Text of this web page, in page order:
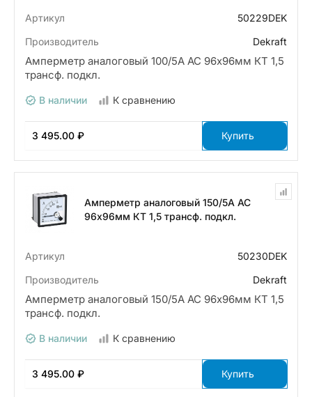
Артикул
50229DEK
Производитель
Dekraft
Амперметр аналоговый 100/5А AC 96х96мм КТ 1,5
трансф. подкл.
В наличии К сравнению
3 495.00 ₽ Купить
Амперметр аналоговый 150/5А AC
96х96мм КТ 1,5 трансф. подкл.
Артикул
50230DEK
Производитель
Dekraft
Амперметр аналоговый 150/5А AC 96х96мм КТ 1,5
трансф. подкл.
В наличии К сравнению
3 495.00 ₽ Купить